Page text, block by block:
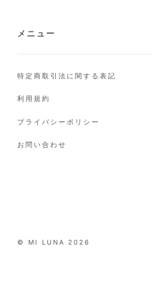
メニュー
特定商取引法に関する表記
利用規約
プライバシーポリシー
お問い合わせ
© MI LUNA 2026